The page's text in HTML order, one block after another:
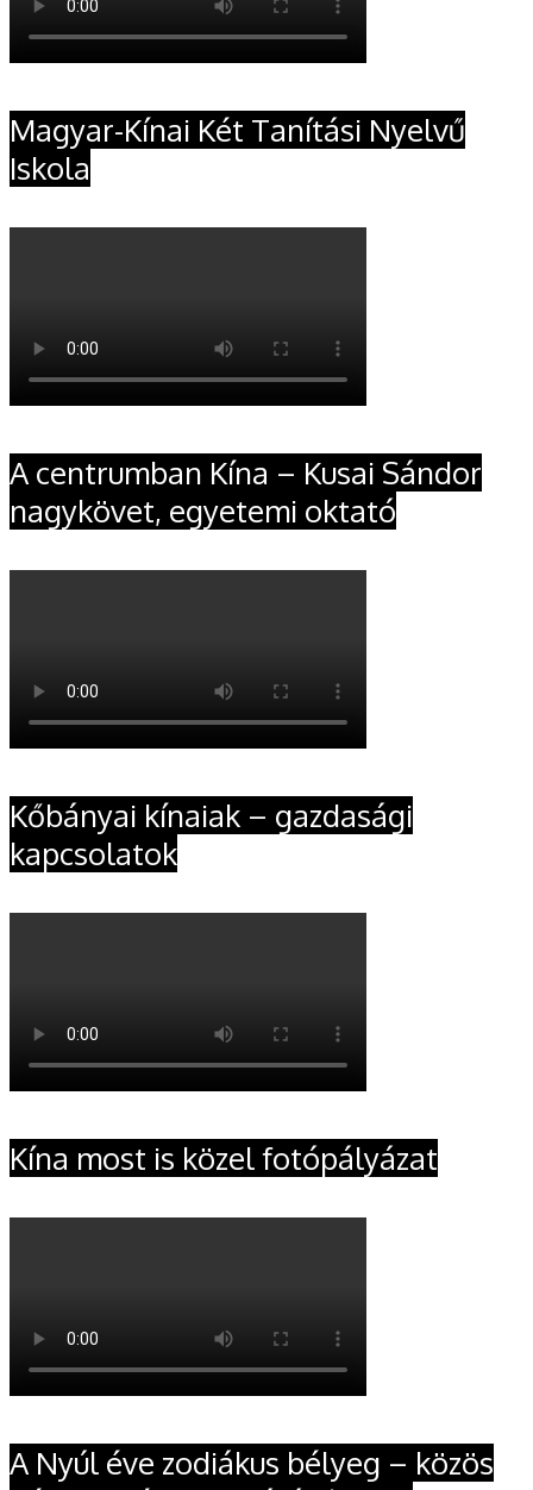
Magyar-Kínai Két Tanítási Nyelvű
Iskola
A centrumban Kína – Kusai Sándor
nagykövet, egyetemi oktató
Kőbányai kínaiak – gazdasági
kapcsolatok
Kína most is közel fotópályázat
A Nyúl éve zodiákus bélyeg – közös